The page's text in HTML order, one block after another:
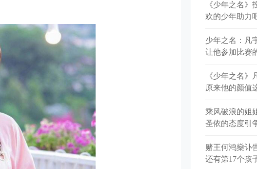
《少年之名
欢的少年助力
少年之名：凡
让他参加比赛
《少年之名》
原来他的颜值
乘风破浪的姐
圣依的态度引
赌王何鸿燊讣
还有第17个孩